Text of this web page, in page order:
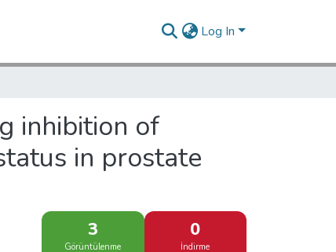
Log In
inhibition of
in prostate
3
Görüntülenme
0
İndirme